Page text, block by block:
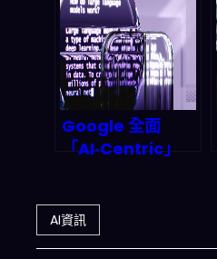
如何顛覆 2026 雲
端算力版圖？
Google 全面
「AI‑Centric」
2027 新商業帝國
如何改寫兆元規
AI資訊